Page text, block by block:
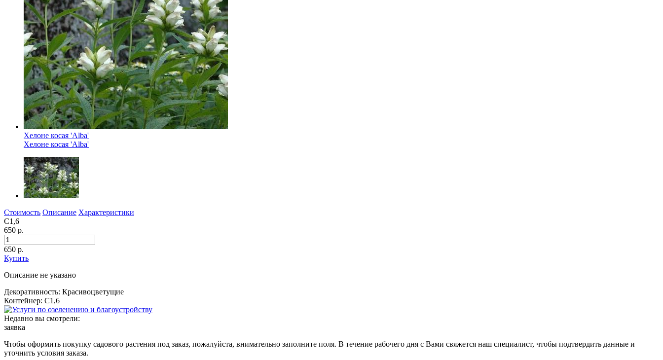
Хелоне косая 'Alba'
Хелоне косая 'Alba'
Стоимость Описание Характеристики
С1,6
650 р.
650 р.
Купить
Описание не указано
Декоративность: Красивоцветущие
Контейнер: С1,6
Недавно вы смотрели:
заявка
Чтобы оформить покупку садового растения под заказ, пожалуйста, внимательно заполните поля. В течение рабочего дня с Вами свяжется наш специалист, чтобы подтвердить данные и
уточнить условия заказа.